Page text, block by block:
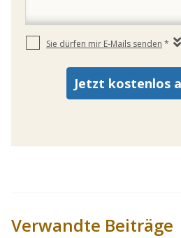
Verwandte Beiträge